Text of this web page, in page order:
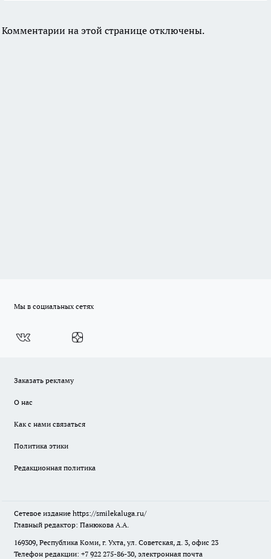
Комментарии на этой странице отключены.
Мы в социальных сетях
Заказать рекламу
О нас
Как с нами связаться
Политика этики
Редакционная политика
Сетевое издание https://smilekaluga.ru/
Главный редактор: Панюкова А.А.
169309, Республика Коми, г. Ухта, ул. Советская, д. 3, офис 23
Телефон редакции: +7 922 275-86-30, электронная почта